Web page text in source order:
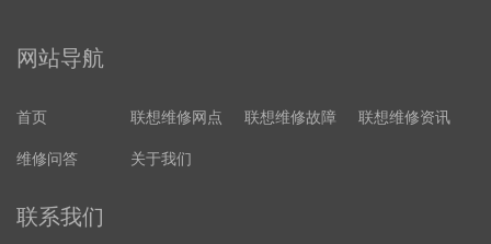
网站导航
首页 联想维修网点 联想维修故障 联想维修资讯
维修问答 关于我们
联系我们